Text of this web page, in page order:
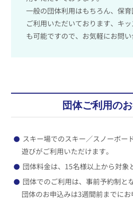
一般の団体利用はもちろん、保
ご利用いただいております、キ
も可能ですので、 お気軽にお問い
団体ご利用の
● スキー場でのスキー／スノーボー
遊びがご利用いただけます。
● 団体料金は、15名様以上から対象
● 団体でのご利用は、事前予約制と
団体のお申込みは3週間前までに